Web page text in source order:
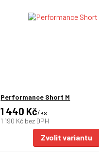
Performance Short M
1 440 Kč/ks
1 190 Kč bez DPH
Zvolit variantu